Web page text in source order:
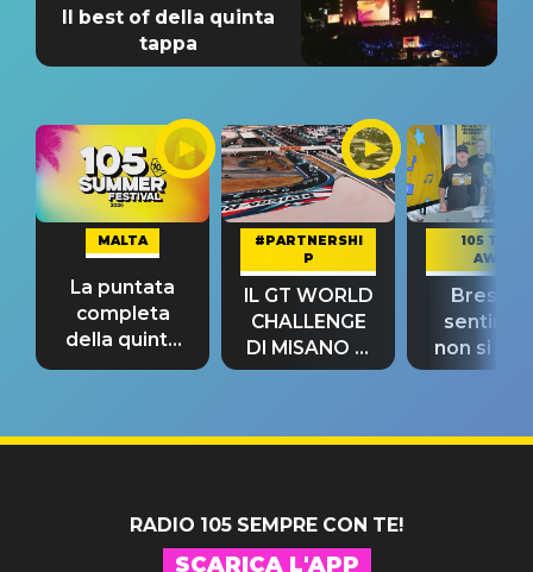
Il best of della quinta
tappa
MALTA
La puntata
completa
della quinta
tappa
#PARTNERSHI
P
IL GT WORLD
CHALLENGE
DI MISANO si
riconferma
105 TAKE
AWAY
Bresh:
non si
fino alla
RADIO 105 SEMPRE CON TE!
SCARICA L'APP